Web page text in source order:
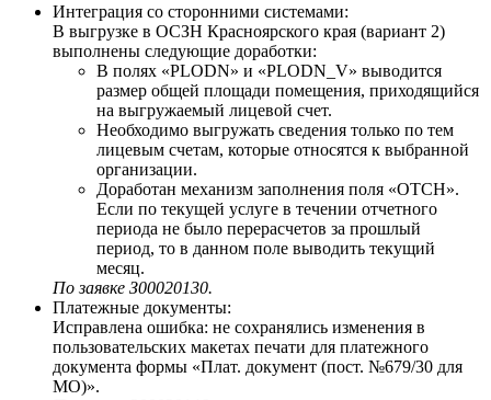
Интеграция со сторонними системами:
В выгрузке в ОСЗН Красноярского края (вариант 2)
выполнены следующие доработки:
В полях «PLODN» и «PLODN_V» выводится
размер общей площади помещения, приходящийся
на выгружаемый лицевой счет.
Необходимо выгружать сведения только по тем
лицевым счетам, которые относятся к выбранной
организации.
Доработан механизм заполнения поля «OTCH».
Если по текущей услуге в течении отчетного
периода не было перерасчетов за прошлый
период, то в данном поле выводить текущий
месяц.
По заявке З00020130.
Платежные документы:
Исправлена ошибка: не сохранялись изменения в
пользовательских макетах печати для платежного
документа формы «Плат. документ (пост. №679/30 для
МО)».